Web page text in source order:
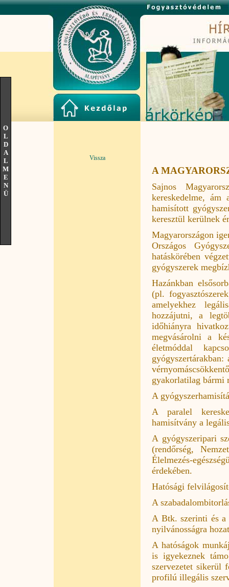
O
L
D
A
L
M
E
N
Ü
Vissza
A
Sajnos
kereskedelme,
hamisított
keresztül kerülnek
Magyarországon
Országos
hatáskörében
gyógyszerek
Hazánkban
(pl.
amelyekhez
hozzájutni, a
időhiányra
megvásárolni a
életmóddal
gyakorlatilag bármi
A
A paralel
hamisítvány a
A gyógyszeripari
(rendőrség,
Élelmezés-
érdekében.
Hatósági
A
A Btk. szerinti és a
nyilvánosságra
A hatóságok
is igyekeznek
szervezetet sikerül
profilú illegális